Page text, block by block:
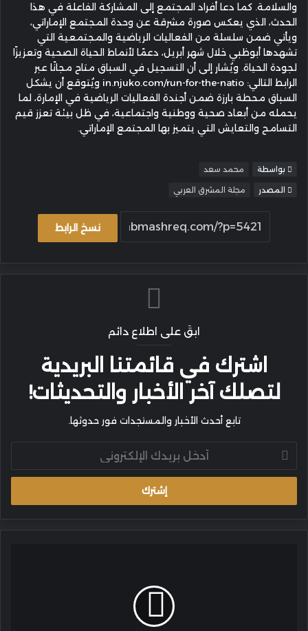
والسلامة. كما دعا أفراد المجتمع إلى المشاركة الفاعلة في هذا
الحدث، الذي يعكس صورة مشرقة عن وحدة المجتمع الإماراتي،
ويأتي ضمن سلسلة من الفعاليات الرياضية والمجتمعية التي
تشهدها أبوظبي خلال شهر أبريل، دعمًا لأنماط الحياة الصحية وتعزيزًا
لجودة الحياة. ويُشار إلى أن التسجيل في السباق متاح مجانًا عبر
الرابط التالي: in.njuko.com/run-for-the-natio ويُتوقع أن يشكل
السباق محطة بارزة ضمن أجندة الفعاليات الرياضية في الإمارة، لما
يحمله من أبعاد صحية ووطنية واجتماعية، في ظل بيئة تعزز قيم
التسامح والتعايش التي يتميز بها المجتمع الإماراتي.
بواسطة محمد سعد
المصدر مجلة المشرق العربي
نسخ الرابط
ابقَ على اطلاع دائم
اشترك في قائمتنا البريدية
لتصلك آخر الأخبار والتحديثات!
تابع أحدث الأخبار والمستجدات فور حدوثها.
بريدك
الإلكتروني